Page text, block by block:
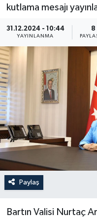
kutlama mesajı
31.12.2024 - 10:44
YAYINLANMA
8
Paylaş
Bartın Valisi Nurtaç
Medya
Sağlık
Sinema
Sivil Toplum
Siyaset
Spor
Turizm